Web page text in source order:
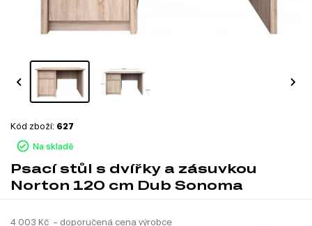
Na skladě
Kód zboží: 627
Psací stůl s dvířky a zásuvkou
Norton 120 cm Dub Sonoma
4 003 Kč – doporučená cena výrobce